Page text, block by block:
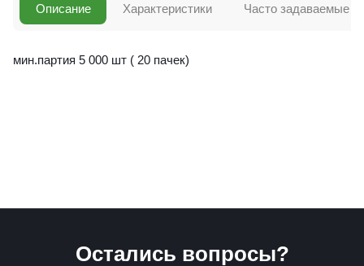
Описание
мин.партия 5 000 шт ( 20 пачек)
Характеристики Часто задаваемые
Остались вопросы?